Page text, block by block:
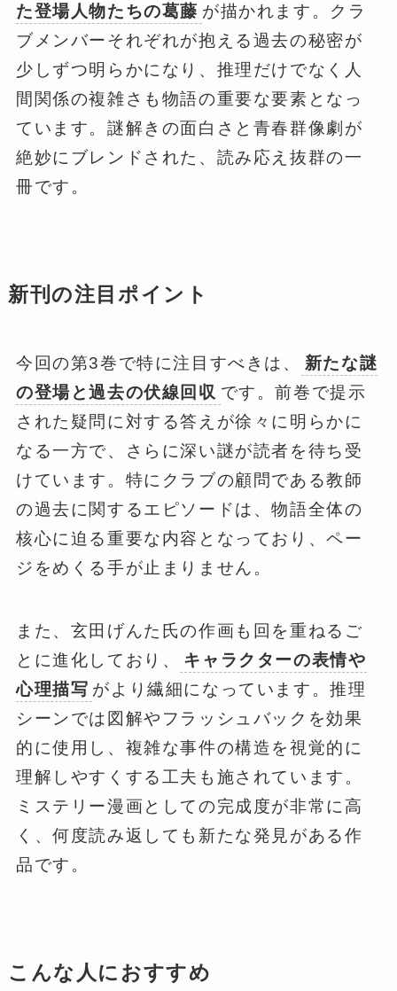
た登場人物たちの葛藤 が描かれます。クラ
ブメンバーそれぞれが抱える過去の秘密が
少しずつ明らかになり、推理だけでなく人
間関係の複雑さも物語の重要な要素となっ
ています。謎解きの面白さと青春群像劇が
絶妙にブレンドされた、読み応え抜群の一
冊です。
新刊の注目ポイント
今回の第3巻で特に注目すべきは、
新たな謎
の登場と過去の伏線回収 です。前巻で提示
された疑問に対する答えが徐々に明らかに
なる一方で、さらに深い謎が読者を待ち受
けています。特にクラブの顧問である教師
の過去に関するエピソードは、物語全体の
核心に迫る重要な内容となっており、ペー
ジをめくる手が止まりません。
また、玄田げんた氏の作画も回を重ねるご
とに進化しており、
キャラクターの表情や
心理描写 がより繊細になっています。推理
シーンでは図解やフラッシュバックを効果
的に使用し、複雑な事件の構造を視覚的に
理解しやすくする工夫も施されています。
ミステリー漫画としての完成度が非常に高
く、何度読み返しても新たな発見がある作
品です。
こんな人におすすめ